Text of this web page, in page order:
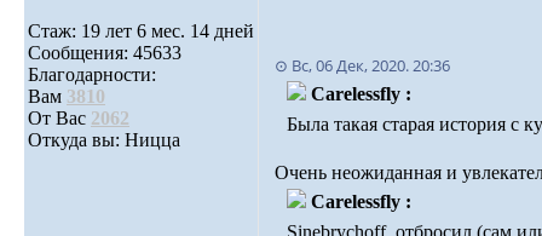
Стаж: 19 лет 6 мес. 14 дней
Сообщения: 45633
Благодарности:
Вам 3810
От Вас 2062
Откуда вы: Ницца
⊙ Вс, 06 Дек, 2020. 20:36
Carelessfly :
Была такая старая история
Очень неожиданная и
Carelessfly :
Sinebrychoff, отбросил (сам